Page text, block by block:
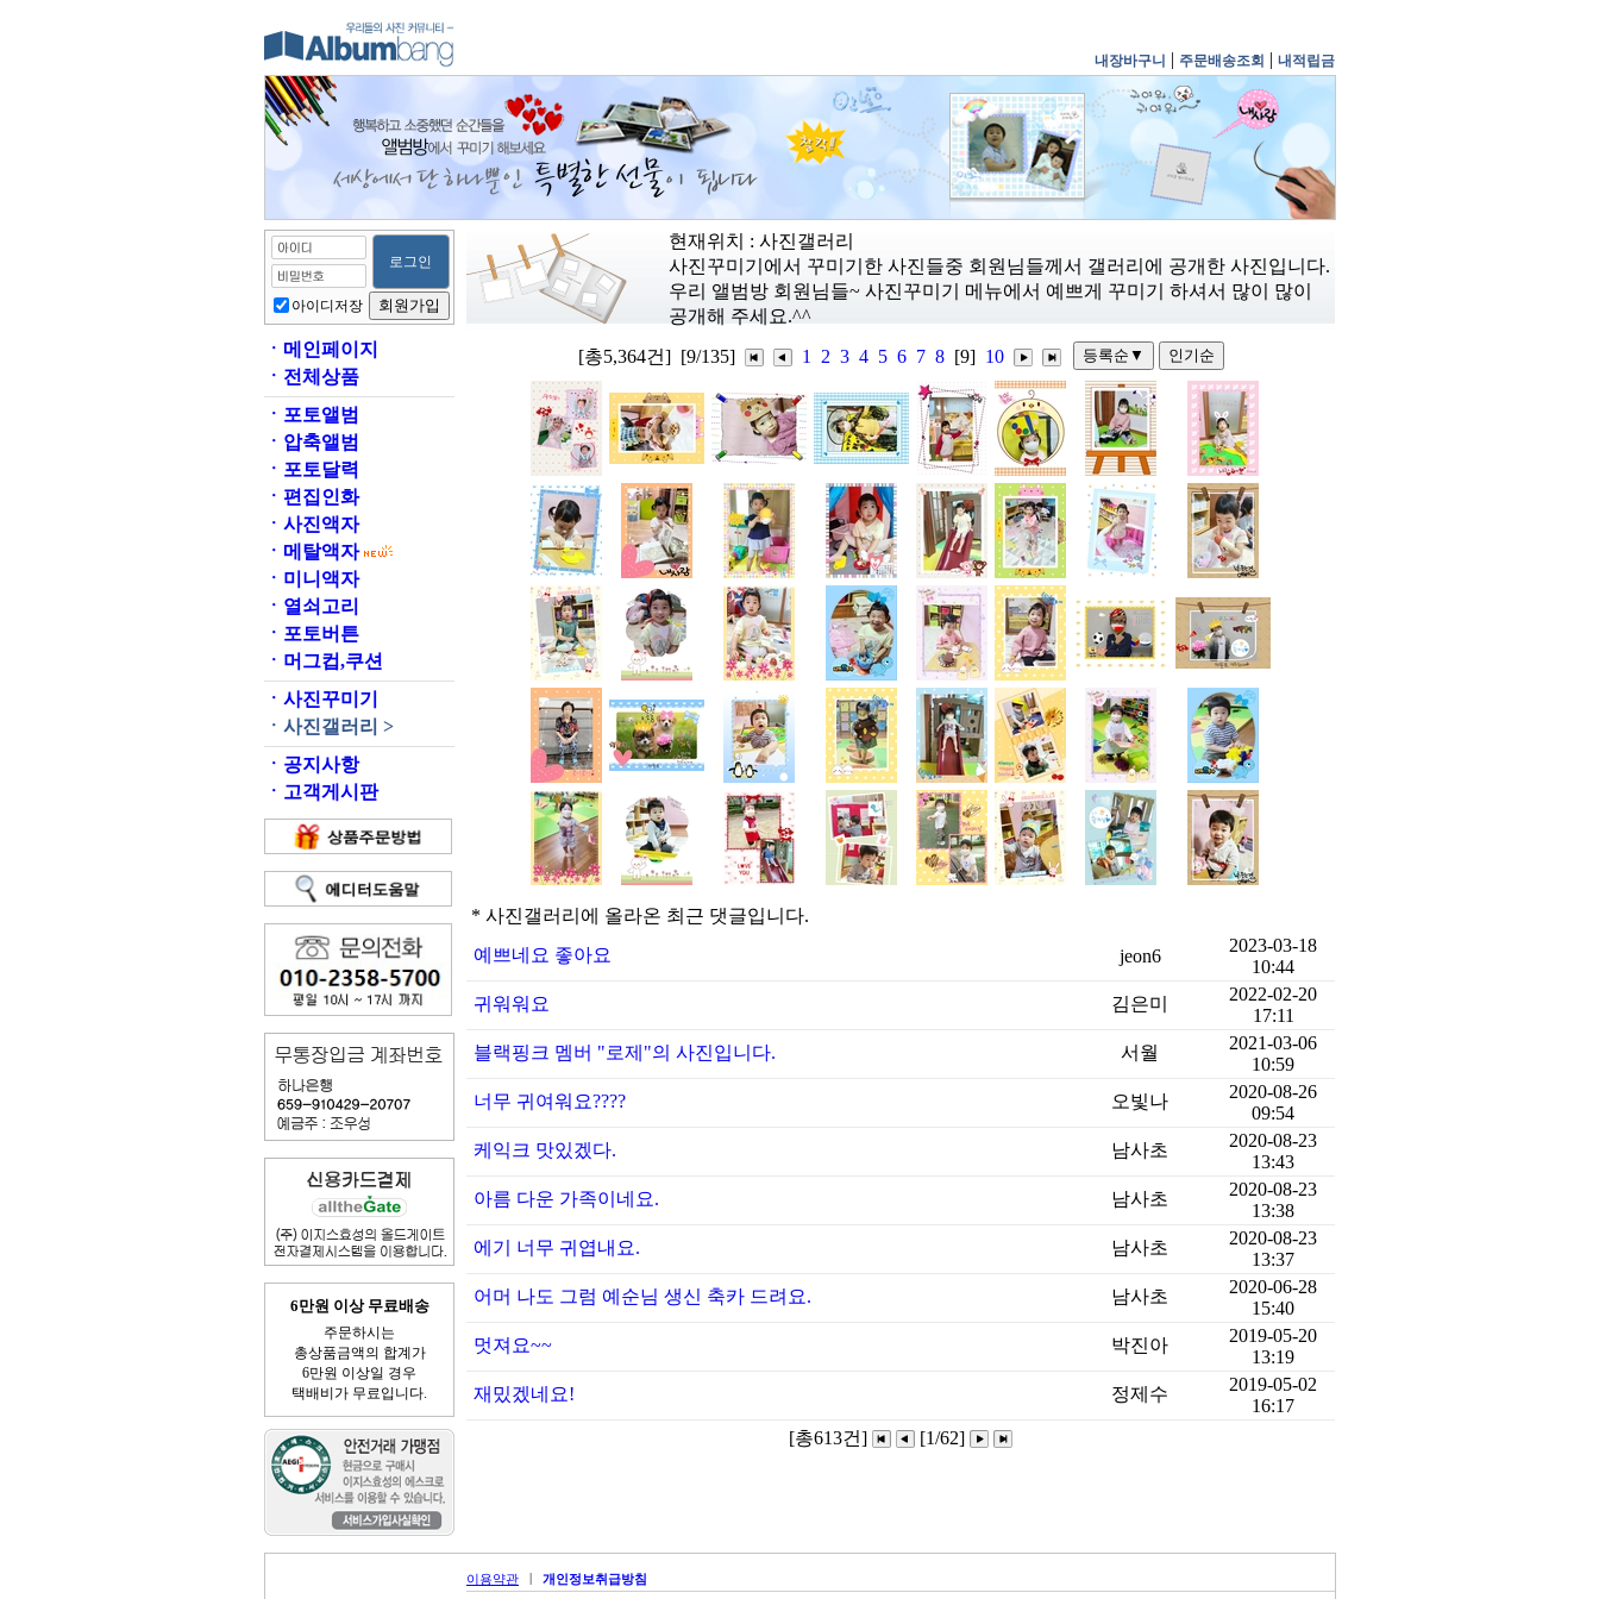
내장바구니 | 주문배송조회 | 내적립금
아이디저장
ㆍ 메인페이지
ㆍ 전체상품
ㆍ 포토앨범
ㆍ 압축앨범
ㆍ 포토달력
ㆍ 편집인화
ㆍ 사진액자
ㆍ 메탈액자
ㆍ 미니액자
ㆍ 열쇠고리
ㆍ 포토버튼
ㆍ 머그컵,쿠션
ㆍ 사진꾸미기
ㆍ 사진갤러리 >
ㆍ 공지사항
ㆍ 고객게시판
6만원 이상 무료배송
주문하시는
총상품금액의 합계가
6만원 이상일 경우
택배비가 무료입니다.
현재위치 : 사진갤러리
사진꾸미기에서 꾸미기한 사진들중 회원님들께서 갤러리에 공개한 사진입니다.
우리 앨범방 회원님들~ 사진꾸미기 메뉴에서 예쁘게 꾸미기 하셔서 많이 많이
공개해 주세요.^^
[총5,364건] [9/135] 1 2 3 4 5 6 7 8 [9] 10
* 사진갤러리에 올라온 최근 댓글입니다.
예쁘네요 좋아요
jeon6
2023-03-18
10:44
귀워워요
김은미
2022-02-20
17:11
블랙핑크 멤버 "로제"의 사진입니다.
서월
2021-03-06
10:59
너무 귀여워요????
오빛나
2020-08-26
09:54
케익크 맛있겠다.
남사초
2020-08-23
13:43
아름 다운 가족이네요.
남사초
2020-08-23
13:38
에기 너무 귀엽내요.
남사초
2020-08-23
13:37
어머 나도 그럼 예순님 생신 축카 드려요.
남사초
2020-06-28
15:40
멋져요~~
박진아
2019-05-20
13:19
재밌겠네요!
정제수
2019-05-02
16:17
[총613건]
[1/62]
이용약관 | 개인정보취급방침